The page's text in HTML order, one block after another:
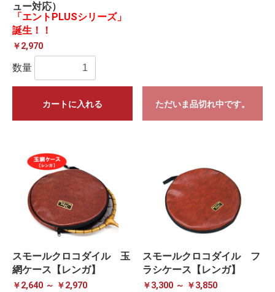
ュー対応）
「エントPLUSシリーズ」
誕生！！
￥2,970
数量
カートに入れる ただいま品切れ中です。
スモールクロコダイル 玉
網ケース【レンガ】
￥2,640 ～ ￥2,970
スモールクロコダイル フ
ラシケース【レンガ】
￥3,300 ～ ￥3,850